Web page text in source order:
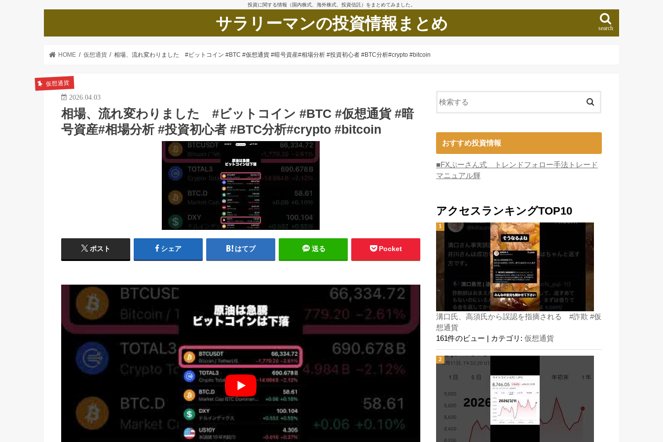
投資に関する情報（国内株式、海外株式、投資信託）をまとめてみました。
サラリーマンの投資情報まとめ search
HOME 仮想通貨 相場、流れ変わりました #ビットコイン #BTC #仮想通貨 #暗号資産#相場分析 #投資初心者 #BTC分析#crypto #bitcoin
仮想通貨
2026.04.03
相場、流れ変わりました #ビットコイン #BTC #仮想通貨 #暗
号資産#相場分析 #投資初心者 #BTC分析#crypto #bitcoin
ポスト シェア はてブ 送る Pocket
おすすめ投資情報
■FXぷーさん式 トレンドフォロー手法トレード
マニュアル輝
アクセスランキングTOP10
溝口氏、高須氏から誤認を指摘される #詐欺 #仮
想通貨
161件のビュー
カテゴリ: 仮想通貨